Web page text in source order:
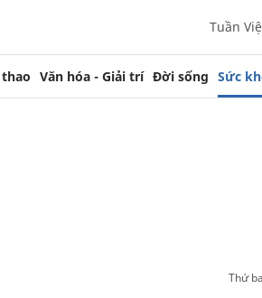
Tuần
Văn hóa - Giải trí Đời sống Sức
thứ